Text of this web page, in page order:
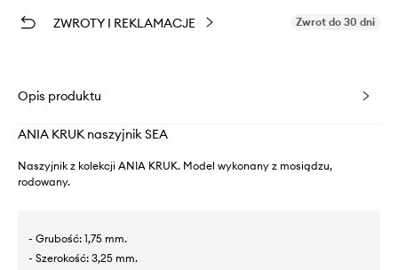
ZWROTY I REKLAMACJE Zwrot do 30 dni
Opis produktu
ANIA KRUK naszyjnik SEA
Naszyjnik z kolekcji ANIA KRUK. Model wykonany z mosiądzu,
rodowany.
- Grubość: 1,75 mm.
- Szerokość: 3,25 mm.